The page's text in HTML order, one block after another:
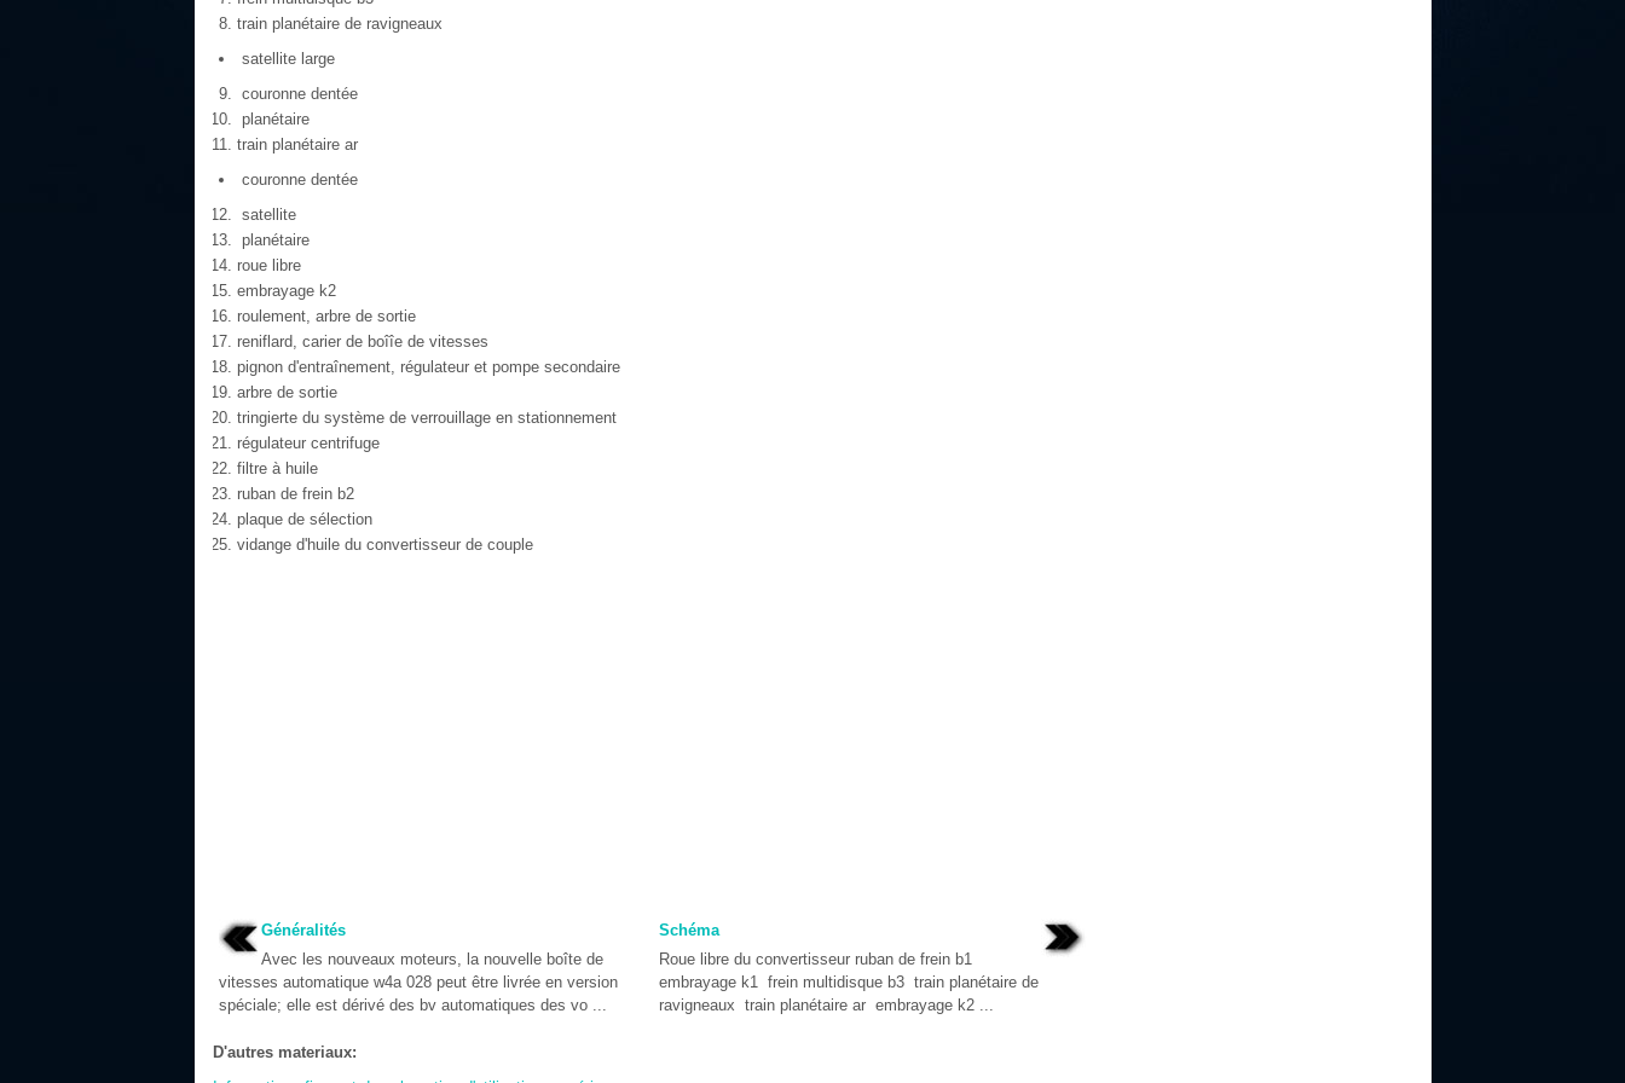
train planétaire de ravigneaux
satellite large
couronne dentée
planétaire
train planétaire ar
couronne dentée
satellite
planétaire
roue libre
embrayage k2
roulement, arbre de sortie
reniflard, carier de boîîe de vitesses
pignon d'entraînement, régulateur et pompe secondaire
arbre de sortie
tringierte du système de verrouillage en stationnement
régulateur centrifuge
filtre à huile
ruban de frein b2
plaque de sélection
vidange d'huile du convertisseur de couple
Généralités
Avec les nouveaux moteurs, la nouvelle boîte de
vitesses automatique w4a 028 peut être livrée en version
spéciale; elle est dérivé des bv automatiques des vo ...
Schéma
Roue libre du convertisseur ruban de frein b1
embrayage k1 frein multidisque b3 train planétaire de
ravigneaux train planétaire ar embrayage k2 ...
D'autres materiaux: